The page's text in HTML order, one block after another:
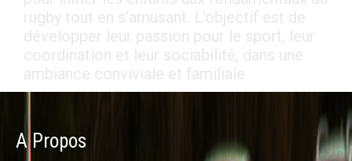
rugby tout en s’amusant. L’objectif est de
développer leur passion pour le sport, leur
coordination et leur sociabilité, dans une
ambiance conviviale et familiale
A Propos